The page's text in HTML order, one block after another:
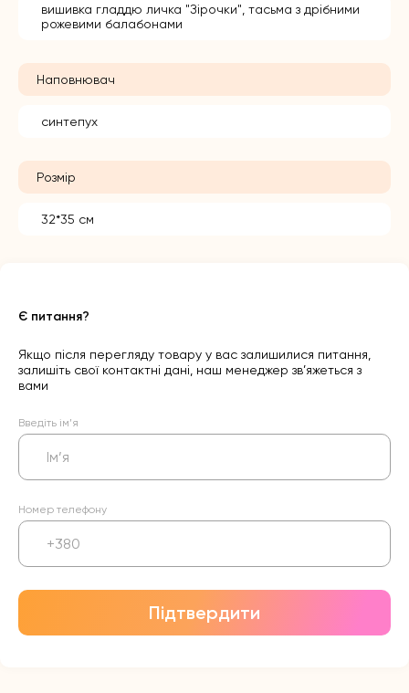
вишивка гладдю личка "Зірочки", тасьма з дрібними
рожевими балабонами
Наповнювач
синтепух
Розмір
32*35 см
Є питання?
Якщо після перегляду товару у вас залишилися питання,
залишіть свої контактні дані, наш менеджер зв’яжеться з
вами
Введіть ім’я
Номер телефону
Підтвердити